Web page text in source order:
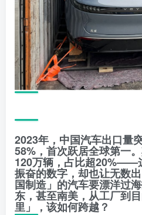
2023年，中国汽车出口量
58%，首次跃居全球第一
120万辆，占比超20%——
振奋的数字，却也让无数
国制造」的汽车要漂洋过
东，甚至南美，从工厂到
里」，该如何跨越？